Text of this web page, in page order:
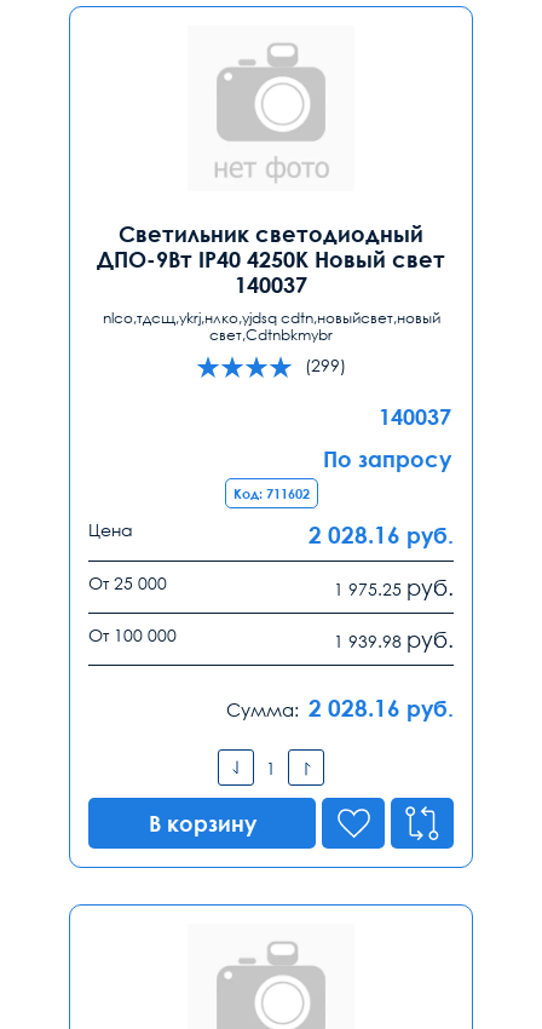
Светильник светодиодный
ДПО-9Вт IP40 4250К Новый свет
140037
nlco,тдсщ,ykrj,нлко,yjdsq cdtn,новыйсвет,новый
свет,Cdtnbkmybr
(299)
140037
По запросу
Код: 711602
Цена 2 028.16 руб.
От 25 000 1 975.25 руб.
От 100 000 1 939.98 руб.
Сумма: 2 028.16 руб.
В корзину